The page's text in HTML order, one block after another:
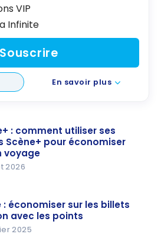
VIP
Infinite
Souscrire
En savoir plus
: comment utiliser ses
Scène+ pour économiser
voyage
2026
: économiser sur les billets
avec les points
2025